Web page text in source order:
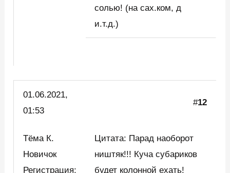
солью! (на сах.ком, д
и.т.д.)
01.06.2021,
01:53
#12
Тёма К.
Новичок
Регистрация:
Цитата: Парад наоборот
ништяк!!! Куча субариков
будет колонной ехать!